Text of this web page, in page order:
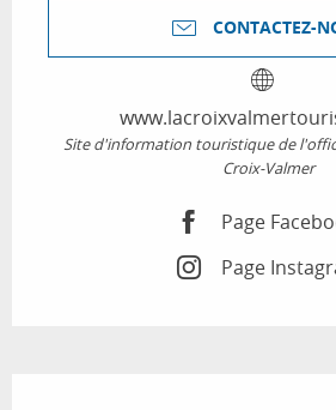
CONTACTEZ-
Site d'information touristique de
Croix-Valmer
Page
Page